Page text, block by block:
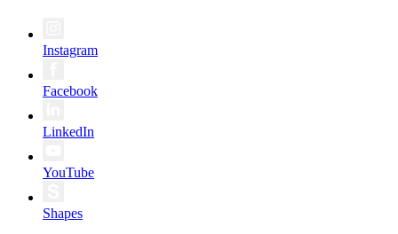
Instagram
Facebook
LinkedIn
YouTube
Shapes